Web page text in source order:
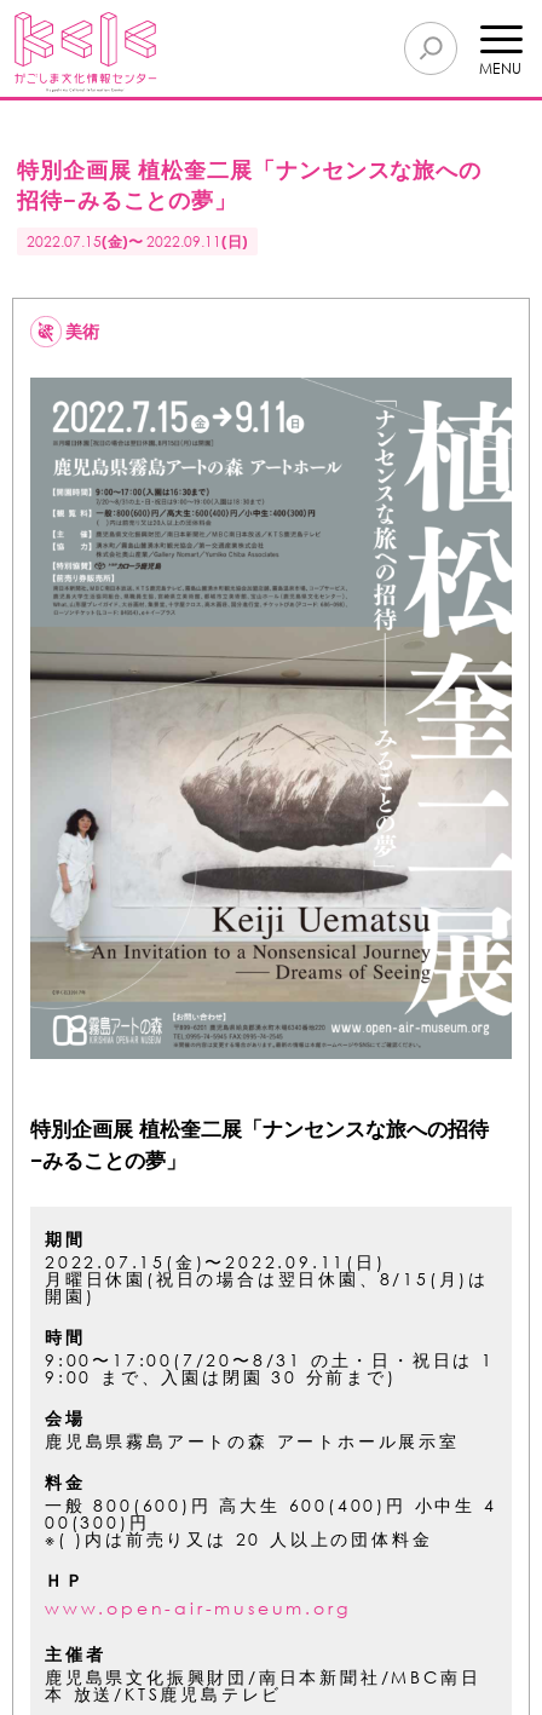
MENU
特別企画展 植松奎二展「ナンセンスな旅への
招待−みることの夢」
2022.07.15(金)〜2022.09.11(日)
美術
特別企画展 植松奎二展「ナンセンスな旅への招待
−みることの夢」
期間
2022.07.15(金)〜2022.09.11(日)
月曜日休園(祝日の場合は翌日休園、8/15(月)は
開園)
時間
9:00〜17:00(7/20〜8/31 の土・日・祝日は 1
9:00 まで、入園は閉園 30 分前まで)
会場
鹿児島県霧島アートの森 アートホール展示室
料金
一般 800(600)円 高大生 600(400)円 小中生 4
00(300)円
※( )内は前売り又は 20 人以上の団体料金
ＨＰ
www.open-air-museum.org
主催者
鹿児島県文化振興財団/南日本新聞社/MBC南日
本 放送/KTS鹿児島テレビ